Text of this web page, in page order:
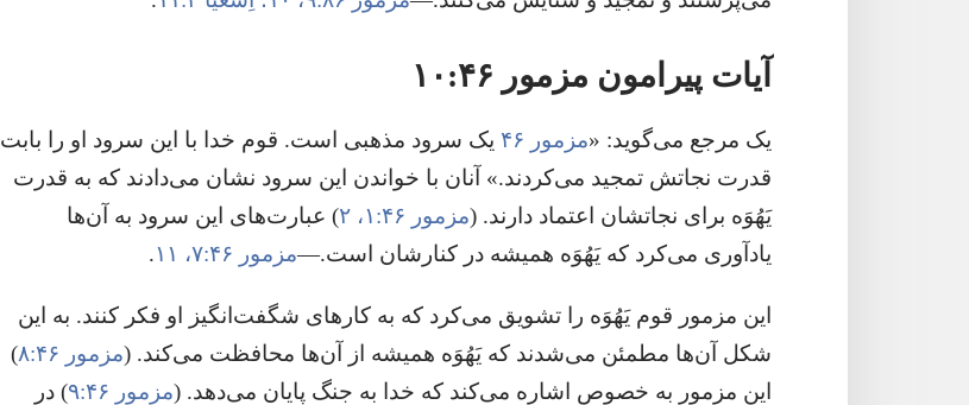
آیات پیرامون مزمور ۴۶:‏۱۰
یک مرجع می‌گوید:‏ «‏مزمور ۴۶
یک سرود مذهبی است.‏ قوم خدا با این سرود او را بابت
قدرت نجاتش تمجید می‌کردند.‏» آنان با خواندن این سرود نشان می‌دادند که به قدرت
یَهُوَه برای نجاتشان اعتماد دارند.‏ (‏مزمور ۴۶:‏۱،‏ ۲
‏)‏ عبارت‌های این سرود به آن‌ها
یادآوری می‌کرد که یَهُوَه همیشه در کنارشان است.‏—‏مزمور ۴۶:‏۷،‏ ‏.‏
این مزمور قوم یَهُوَه را تشویق می‌کرد که به کارهای شگفت‌انگیز او فکر کنند.‏ به این
شکل آن‌ها مطمئن می‌شدند که یَهُوَه همیشه از آن‌ها محافظت می‌کند.‏ (‏مزمور ۴۶:‏۸
‏)‏
این مزمور به خصوص اشاره می‌کند که خدا به جنگ پایان می‌دهد.‏ (‏مزمور ۴۶:‏۹
‏)‏ در